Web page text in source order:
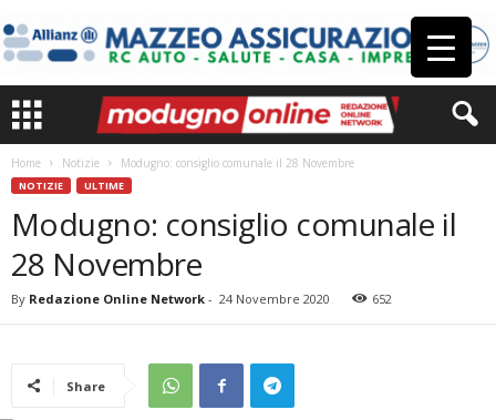
Home Notizie Modugno: consiglio comunale il 28 Novembre
NOTIZIE ULTIME
Modugno: consiglio comunale il
28 Novembre
By Redazione Online Network - 24 Novembre 2020 652
Share